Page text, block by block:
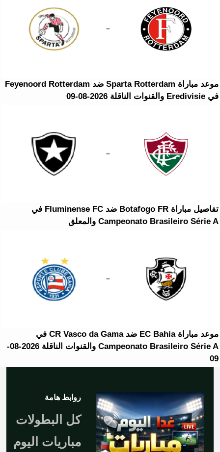
موعد مباراة Sparta Rotterdam ضد Feyenoord Rotterdam
في Eredivisie والقنوات الناقلة 2026-08-09
تفاصيل مباراة Botafogo FR ضد Fluminense FC في
Campeonato Brasileiro Série A والمعلق
موعد مباراة EC Bahia ضد CR Vasco da Gama في
Campeonato Brasileiro Série A والقنوات الناقلة 2026-08-
09
روابط هامة
كل البطولات
مباريات اليوم